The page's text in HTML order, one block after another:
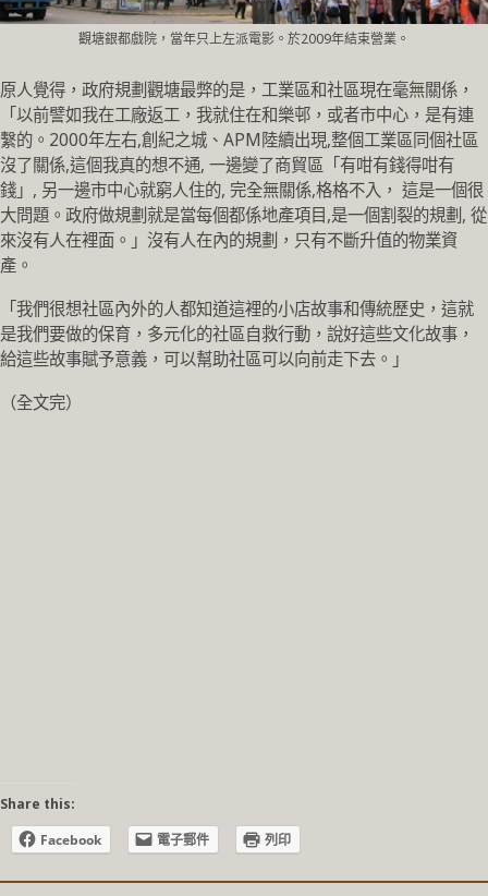
觀塘銀都戲院，當年只上左派電影。於2009年結束營業。
原人覺得，政府規劃觀塘最弊的是，工業區和社區現在毫無關係，
「以前譬如我在工廠返工，我就住在和樂邨，或者市中心，是有連
繫的。2000年左右,創紀之城、APM陸續出現,整個工業區同個社區
沒了關係,這個我真的想不通, 一邊變了商貿區「有咁有錢得咁有
錢」, 另一邊市中心就窮人住的, 完全無關係,格格不入， 這是一個很
大問題。政府做規劃就是當每個都係地產項目,是一個割裂的規劃, 從
來沒有人在裡面。」沒有人在內的規劃，只有不斷升值的物業資
產。
「我們很想社區內外的人都知道這裡的小店故事和傳統歷史，這就
是我們要做的保育，多元化的社區自救行動，說好這些文化故事，
給這些故事賦予意義，可以幫助社區可以向前走下去。」
（全文完）
Share this:
Facebook
電子郵件 列印